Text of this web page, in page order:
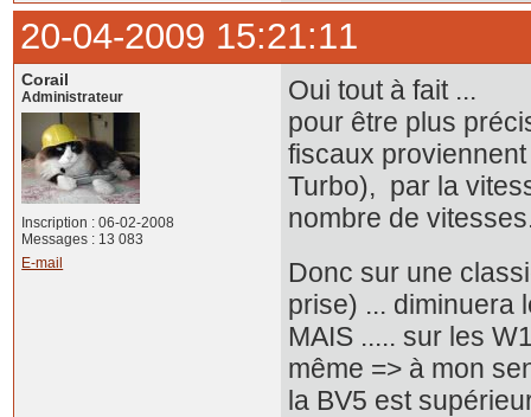
20-04-2009 15:21:11
Corail
Administrateur
Inscription : 06-02-2008
Messages : 13 083
E-mail
Oui tout à fait ...
pour être plus
fiscaux
Turbo), par la
nombre de
Donc sur une
prise) ... diminuera
MAIS ..... sur les
même => à mon
la BV5 est